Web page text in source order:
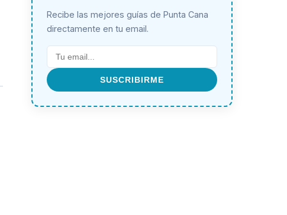
Recibe las mejores guías de Punta Cana
directamente en tu email.
SUSCRIBIRME